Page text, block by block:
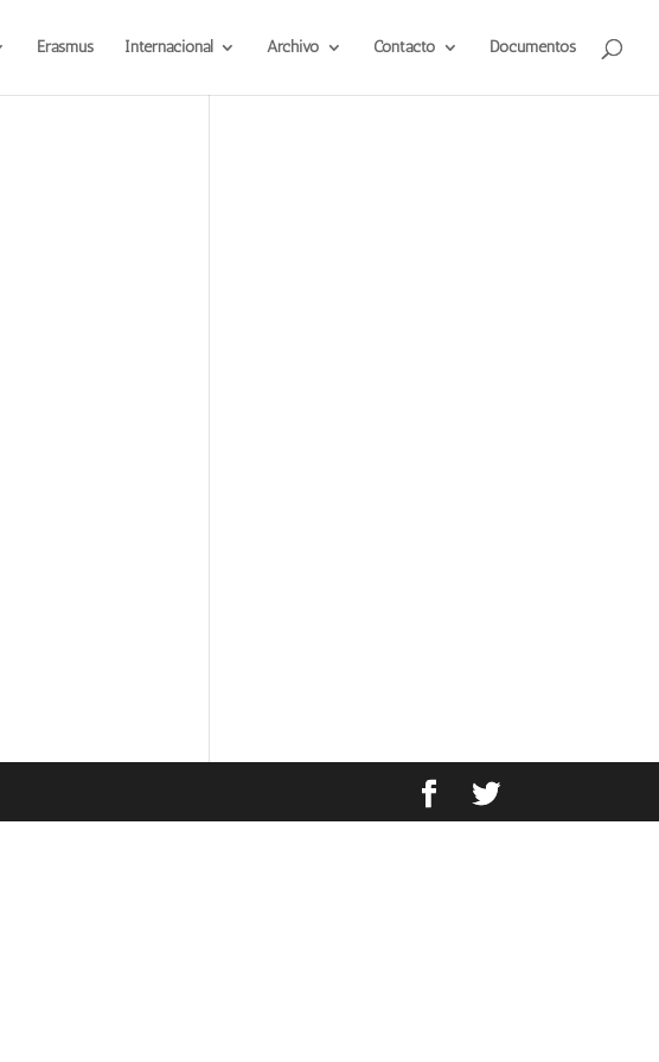
Erasmus Internacional Archivo Contacto Documentos